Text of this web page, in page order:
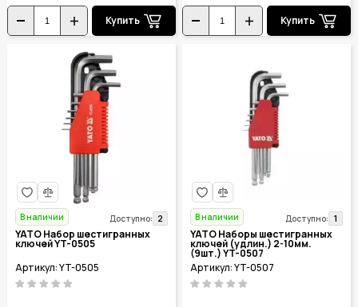
Купить Купить
В наличии Доступно: 2
YATO Набор шестигранных
ключей YT-0505
Артикул: YT-0505
В наличии Доступно: 1
YATO Наборы шестигранных
ключей (удлин.) 2-10мм.
(9шт.) YT-0507
Артикул: YT-0507